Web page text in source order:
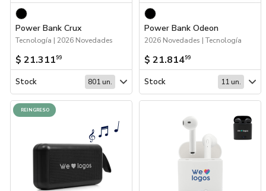
Power Bank Crux
Tecnología | 2026 Novedades
$ 21.31199
Stock 801 un.
Power Bank Odeon
2026 Novedades | Tecnología
$ 21.81499
Stock 11 un.
REINGRESO